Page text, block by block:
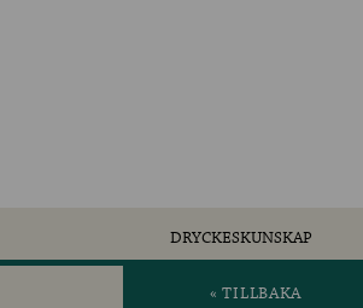
DRYCKESKUNSKAP
« TILLBAKA